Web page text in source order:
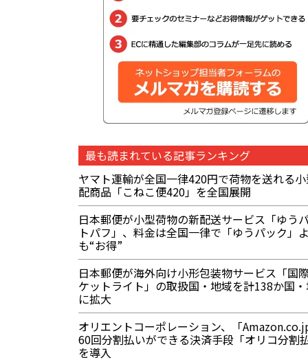
最も読まれている記事ランキング
ヤマト運輸が全国一律420円で荷物を送れる
配商品「こねこ便420」を全国展開
日本郵便が小型荷物の新配送サービス「ゆう
トパフ」、料金は全国一律で「ゆうパック」
も“お得”
日本郵便が海外向け小形包装物サービス「国
ケットライト」の取扱国・地域を計138か国
に拡大
オリエントコーポレーション、「
60回分割払いができる決済手段「オリコ分割払
を導入